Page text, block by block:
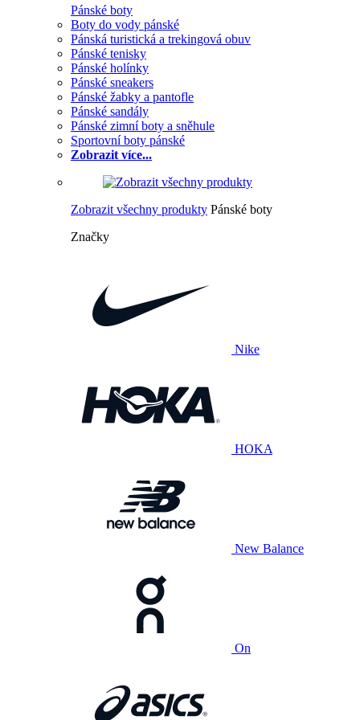
Pánské boty
Boty do vody pánské
Pánská turistická a trekingová obuv
Pánské tenisky
Pánské holínky
Pánské sneakers
Pánské žabky a pantofle
Pánské sandály
Pánské zimní boty a sněhule
Sportovní boty pánské
Zobrazit více...
Zobrazit všechny produkty Pánské boty
Značky
Nike
HOKA
New Balance
On